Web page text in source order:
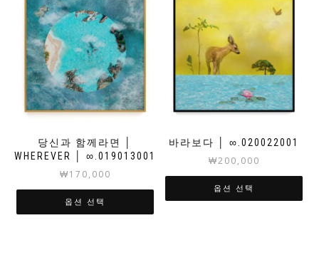
당신과 함께라면 │
WHEREVER │ ∞.019013001
₩170,000
옵션 선택
바라보다 │ ∞.020022001
₩200,000
옵션 선택